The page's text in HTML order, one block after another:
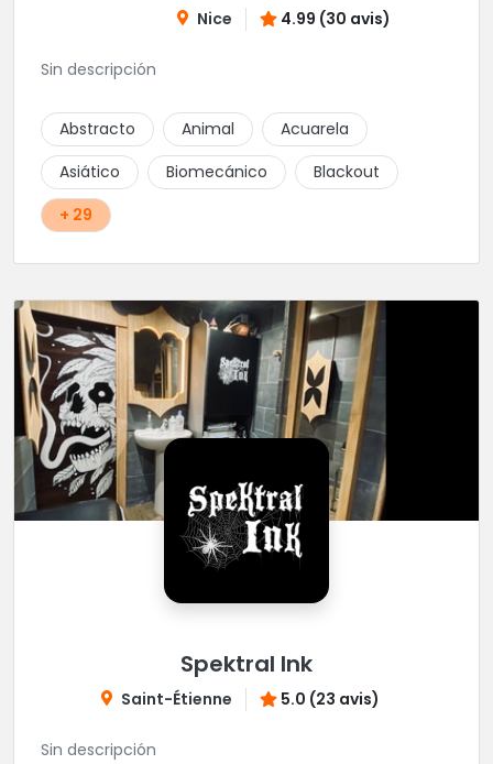
Nice 4.99 (30 avis)
Sin descripción
Abstracto Animal
Acuarela
Asiático
Biomecánico
Blackout
+ 29
Spektral Ink
Saint-Étienne 5.0 (23 avis)
Sin descripción